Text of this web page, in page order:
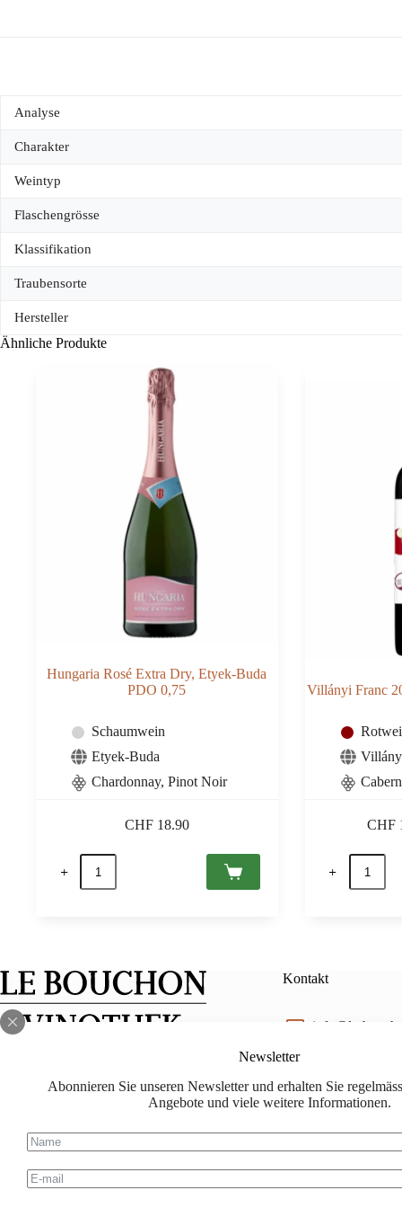
Newsletter
Abonnieren Sie unseren Newsletter und erhalten Sie
Angebote und viele weitere Informationen.
Analyse
Charakter
Weintyp
Flaschengrösse
Klassifikation
Traubensorte
Hersteller
Ähnliche Produkte
Hungaria Rosé Extra Dry, Etyek-Buda
PDO 0,75
Schaumwein
Etyek-Buda
Chardonnay, Pinot Noir
CHF18.90
Hungaria
Rosé
Extra
Menge
Villányi Franc
Villány
CHF
Villányi
Franc
2017
Kontakt
info@le-
078 714 88 88